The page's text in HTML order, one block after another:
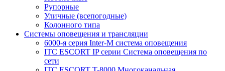
Рупорные
Уличные (всепогодные)
Колонного типа
Системы оповещения и трансляции
6000-я серия Inter-M система оповещения
ITC ESCORT IP серии Система оповещения по
сети